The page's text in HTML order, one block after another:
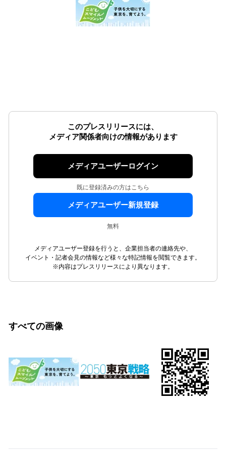
このプレスリリースには、
メディア関係者向けの情報があります
メディアユーザーログイン
既に登録済みの方はこちら
メディアユーザー新規登録
無料
メディアユーザー登録を行うと、企業担当者の連絡先や、
イベント・記者会見の情報など様々な特記情報を閲覧できます。
※内容はプレスリリースにより異なります。
すべての画像